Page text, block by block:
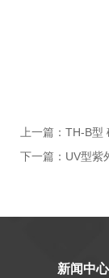
上一篇： TH-B型
下一篇： UV型紫
新闻中心